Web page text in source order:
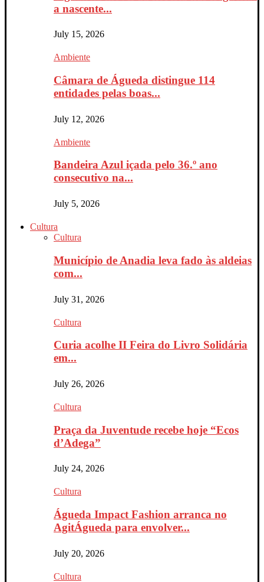
a nascente...
July 15, 2026
Ambiente
Câmara de Águeda distingue 114
entidades pelas boas...
July 12, 2026
Ambiente
Bandeira Azul içada pelo 36.º ano
consecutivo na...
July 5, 2026
Cultura
Cultura
Município de Anadia leva fado às aldeias
com...
July 31, 2026
Cultura
Curia acolhe II Feira do Livro Solidária
em...
July 26, 2026
Cultura
Praça da Juventude recebe hoje “Ecos
d’Adega”
July 24, 2026
Cultura
Águeda Impact Fashion arranca no
AgitÁgueda para envolver...
July 20, 2026
Cultura